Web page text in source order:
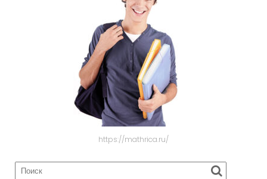
https://mathrica.ru/